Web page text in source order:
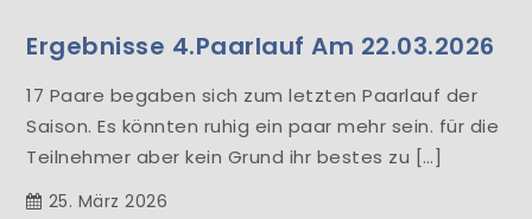
Ergebnisse 4.Paarlauf Am 22.03.2026
17 Paare begaben sich zum letzten Paarlauf der
Saison. Es könnten ruhig ein paar mehr sein. für die
Teilnehmer aber kein Grund ihr bestes zu […]
25. März 2026